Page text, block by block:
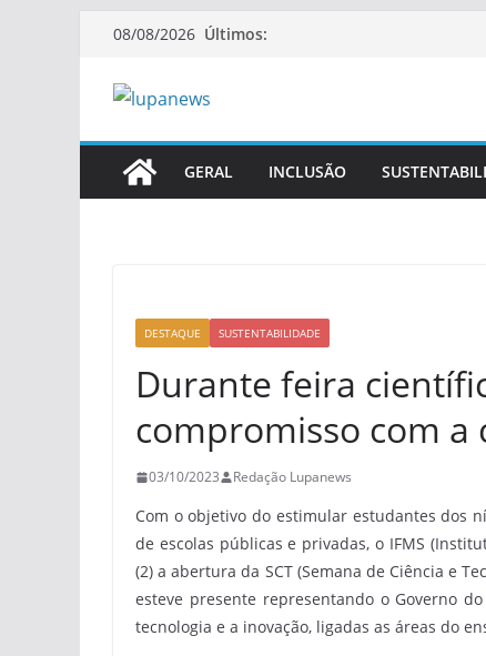
Pular08/08/2026 Últimos:
GERAL INCLUSÃO
DESTAQUE SUSTENTABILIDADE
Durante feira
compromisso com a
03/10/2023 Redação Lupanews
Com o objetivo do estimular estudantes dos
de escolas públicas e privadas, o IFMS
(2) a abertura da SCT (Semana de Ciência e
esteve presente representando o Governo
tecnologia e a inovação, ligadas as áreas do